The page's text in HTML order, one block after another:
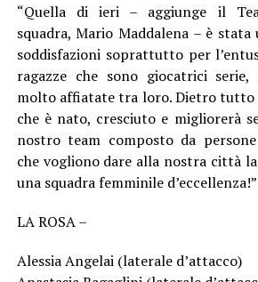
“Quella di ieri – aggiunge il
squadra, Mario Maddalena – è
soddisfazioni soprattutto per
ragazze che sono giocatrici
molto affiatate tra loro. Dietro tutto
che è nato, cresciuto e migliorerà
nostro team composto da
che vogliono dare alla nostra città
una squadra femminile d’eccellenza!”
LA ROSA –
Alessia Angelai (laterale d’attacco)